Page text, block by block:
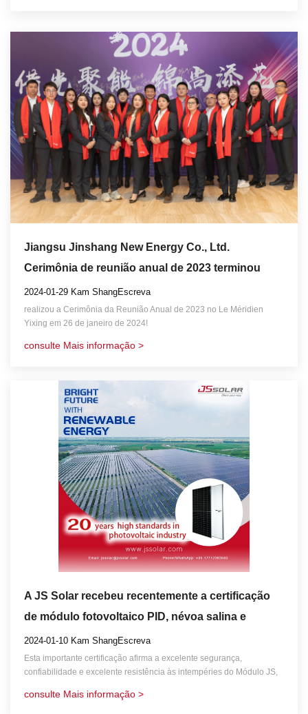
Jiangsu Jinshang New Energy Co., Ltd.
Cerimônia de reunião anual de 2023 terminou
perfeitamente!
2024-01-29 Kam ShangEscreva
realizou a Cerimônia da Reunião Anual de 2023 no Le Méridien
Yixing em 26 de janeiro de 2024!
consulte Mais informação >
A JS Solar recebeu recentemente a certificação
de módulo fotovoltaico PID, névoa salina e
corrosão por amônia da TÜV SUD
2024-01-10 Kam ShangEscreva
Esta importante certificação afirma a excelente segurança,
confiabilidade e excelente resistência às intempéries do Módulo JS,
altitudes e áreas offshore.
consulte Mais informação >